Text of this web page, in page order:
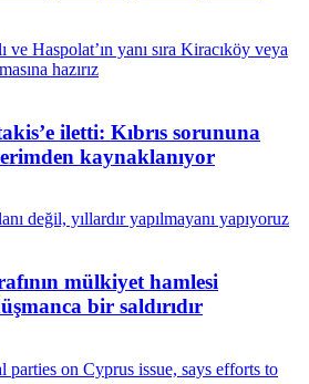
iletti: Kıbrıs sorununa
kaynaklanıyor
mülkiyet hamlesi
bir saldırıdır